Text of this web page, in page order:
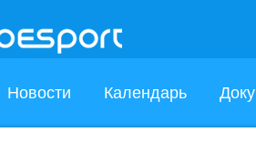
Новости Календарь